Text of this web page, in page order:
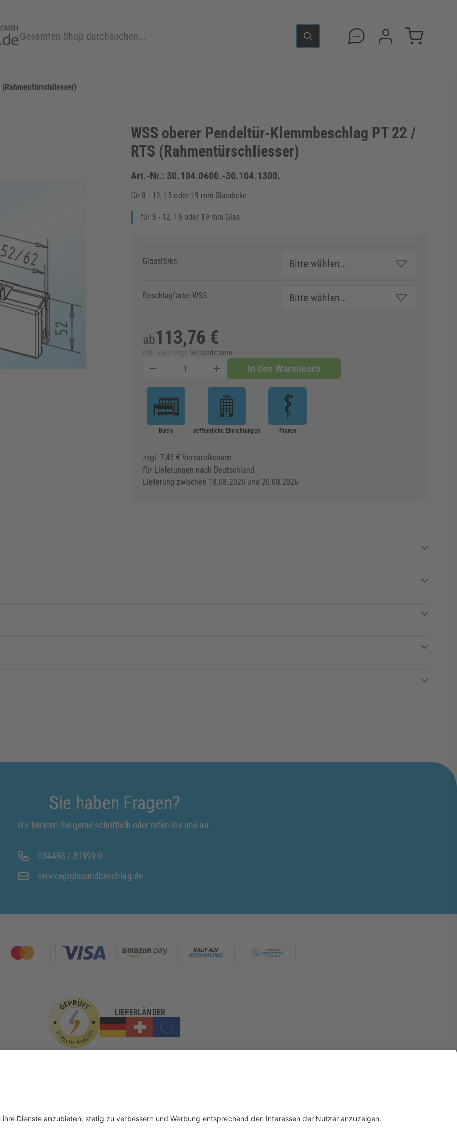
WSS oberer Pendeltür-Klemmbeschlag PT 22 /
RTS (Rahmentürschliesser)
Art.-Nr.: 30.104.0600.-30.104.1300.
für 8 - 12, 15 oder 19 mm Glasdicke
für 8 - 12, 15 oder 19 mm Glas
Glasstärke
Beschlagfarbe WSS
ab113,76 €
Versandkosten
In den Warenkorb
Buero oeffentliche Einrichtungen Praxen
zzgl. 7,45 € Versandkosten
für Lieferungen nach Deutschland
Lieferung zwischen 18.08.2026 und 20.08.2026
Sie haben Fragen?
Wir beraten Sie gerne schriftlich oder rufen Sie uns an.
034498 / 81999-0
service@glasundbeschlag.de
LIEFERLÄNDER